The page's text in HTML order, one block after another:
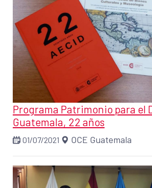
Programa Patrimonio para el
Guatemala, 22 años
01/07/2021 OCE Guatemala